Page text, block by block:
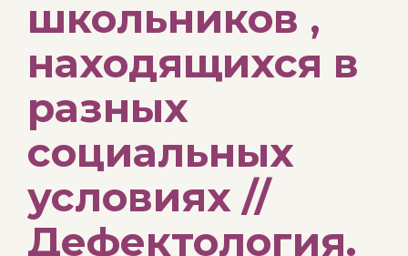
школьников ,
находящихся в
разных
социальных
условиях //
Дефектология.